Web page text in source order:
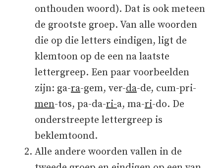
onthouden woord). Dat is ook meteen
de grootste groep. Van alle woorden
die op die letters eindigen, ligt de
klemtoon op de een na laatste
lettergreep. Een paar voorbeelden
zijn: ga-ra-gem, ver-da-de, cum-pri-
men-tos, pa-da-ri-a, ma-ri-do. De
onderstreepte lettergreep is
beklemtoond.
Alle andere woorden vallen in de